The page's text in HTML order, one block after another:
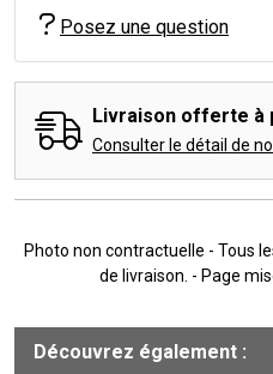
Posez une question
Livraison offerte à
Consulter le détail de
Photo non contractuelle - Tous
de livraison. - Page
Découvrez également :